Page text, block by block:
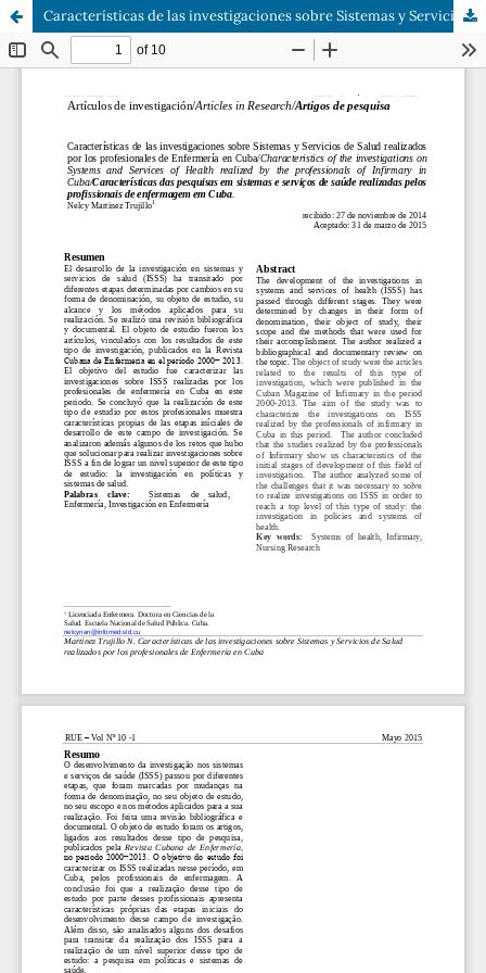
Características de las investigaciones sobre Sistemas y Servicios de Salud realizados por los profesionales de Enfermería en Cuba